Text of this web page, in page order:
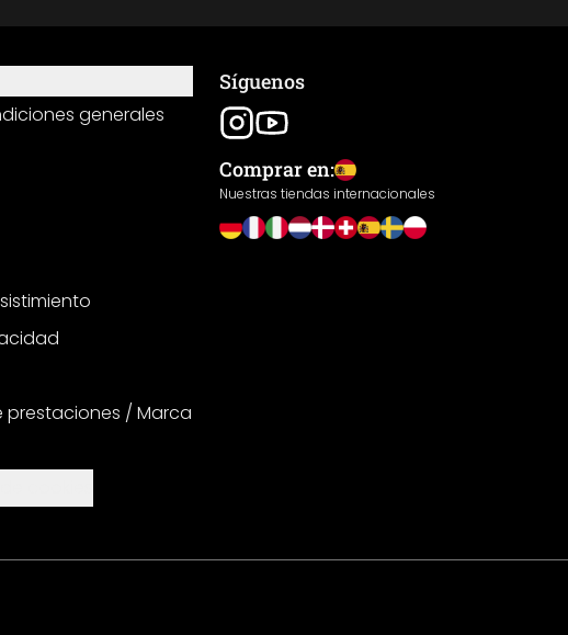
generales
prestaciones / Marca
Síguenos
Comprar en:
Nuestras tiendas internacionales